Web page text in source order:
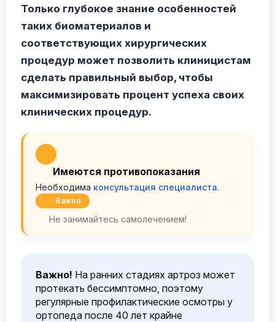
Только глубокое знание особенностей
таких биоматериалов и
соответствующих хирургических
процедур может позволить клиницистам
сделать правильный выбор, чтобы
максимизировать процент успеха своих
клинических процедур.
Имеются противопоказания
Необходима консультация специалиста.
Важно
Не занимайтесь самолечением!
Важно! На ранних стадиях артроз может
протекать бессимптомно, поэтому
регулярные профилактические осмотры у
ортопеда после 40 лет крайне